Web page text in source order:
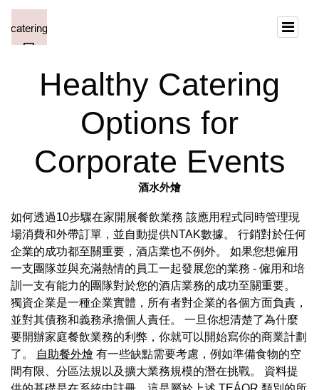
Healthy Catering
Options for
Corporate Events
酒水外燴
如何透過10步驟在家開展餐飲業務 該應用程式同時管理現
場消費和外帶訂單，並自動提供NTAK數據。 行銷對於任何
企業的成功都至關重要，酒店業也不例外。 如果您想僱用
一支團隊並與充滿熱情的員工一起發展您的業務 - 僱用和培
訓一支有能力的團隊對於您的酒店業務的成功至關重要。
獨資企業是一種企業實體，所有者對企業的各個方面負責，
並對其債務和義務承擔個人責任。 一旦你想清楚了為什麼
要開辦家庭餐飲業務的利弊，你就可以開始寫你的商業計劃
了。
自助餐外燴 有一些缺點需要考慮，例如準備食物的空
間有限、分區法規以及擴大業務規模的潛在挑戰。 資料提